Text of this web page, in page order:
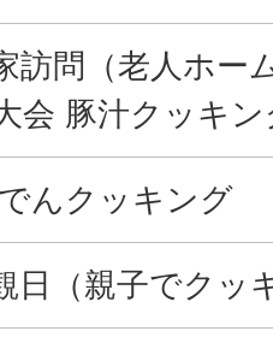
訪問（老人ホー
会 豚汁クッキン
んクッキング
日（親子でクッ